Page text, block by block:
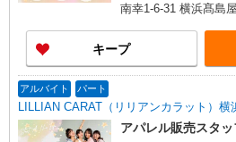
南幸1-6-31 横浜髙島
■横浜(ＪＲ横須賀線
東北線)2番口(約1分)
キープ
アルバイト パート
LILLIAN CARAT（リリアンカラット）横
アパレル販売スタッ